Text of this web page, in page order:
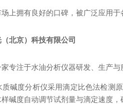
上拥有良好的口碑，被广泛应用于
北京）科技有限公司
专注于水油分析仪器研发、生产与
质碱度分析仪采用滴定比色法检测
碱度自动调节试剂量与滴定速度，